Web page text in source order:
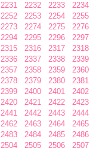
2231 2232 2233 2234
2252 2253 2254 2255
2273 2274 2275 2276
2294 2295 2296 2297
2315 2316 2317 2318
2336 2337 2338 2339
2357 2358 2359 2360
2378 2379 2380 2381
2399 2400 2401 2402
2420 2421 2422 2423
2441 2442 2443 2444
2462 2463 2464 2465
2483 2484 2485 2486
2504 2505 2506 2507